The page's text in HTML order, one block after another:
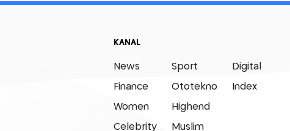
KANAL
News
Finance
Women
Celebrity
Sport
Ototekno
Highend
Muslim
Digital
Index